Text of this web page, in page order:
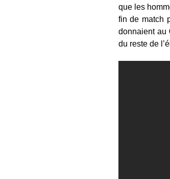
que les
fin de match
donnaient au
du reste de